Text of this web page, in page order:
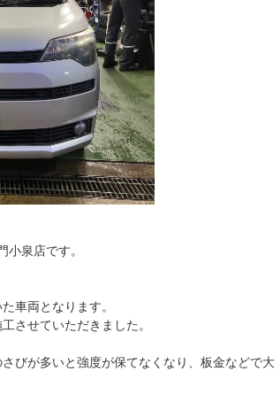
泉店です。
車両となります。
させていただきました。
びが多いと強度が保てなくなり、板金などで大